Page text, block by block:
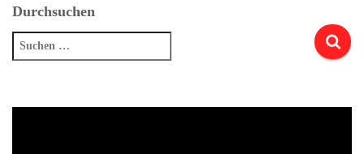
Durchsuchen
Suchen
nach: